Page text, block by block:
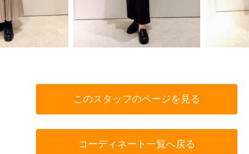
このスタッフのページを見る
コーディネート一覧へ戻る